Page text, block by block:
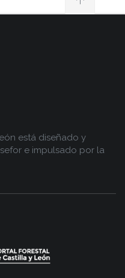
está diseñado y
e impulsado por la